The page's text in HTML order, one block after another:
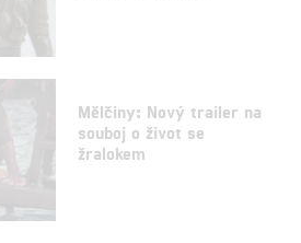
Mělčiny: Nový trailer na
souboj o život se
žralokem